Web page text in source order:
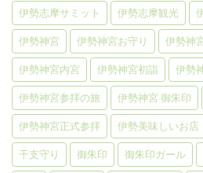
伊勢志摩サミット 伊勢志摩観光
伊勢神宮 伊勢神宮お守り 伊勢神
伊勢神宮内宮 伊勢神宮初詣 伊勢
伊勢神宮参拝の旅 伊勢神宮 御朱印
伊勢神宮正式参拝 伊勢美味しいお店
干支守り 御朱印 御朱印ガール